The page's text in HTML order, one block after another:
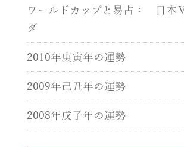
ワールドカップと易占： 日本
ダ
2010年庚寅年の運勢
2009年己丑年の運勢
2008年戊子年の運勢